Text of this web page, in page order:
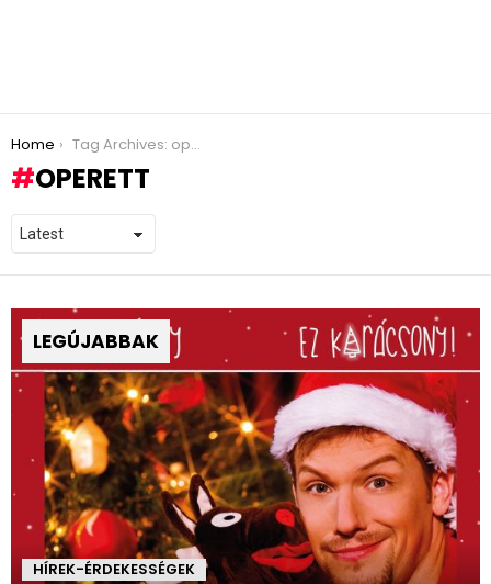
You are here:
Home Tag Archives: operett
OPERETT
LEGÚJABBAK
HÍREK-ÉRDEKESSÉGEK